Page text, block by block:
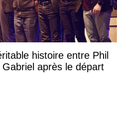
histoire entre Phil
après le départ